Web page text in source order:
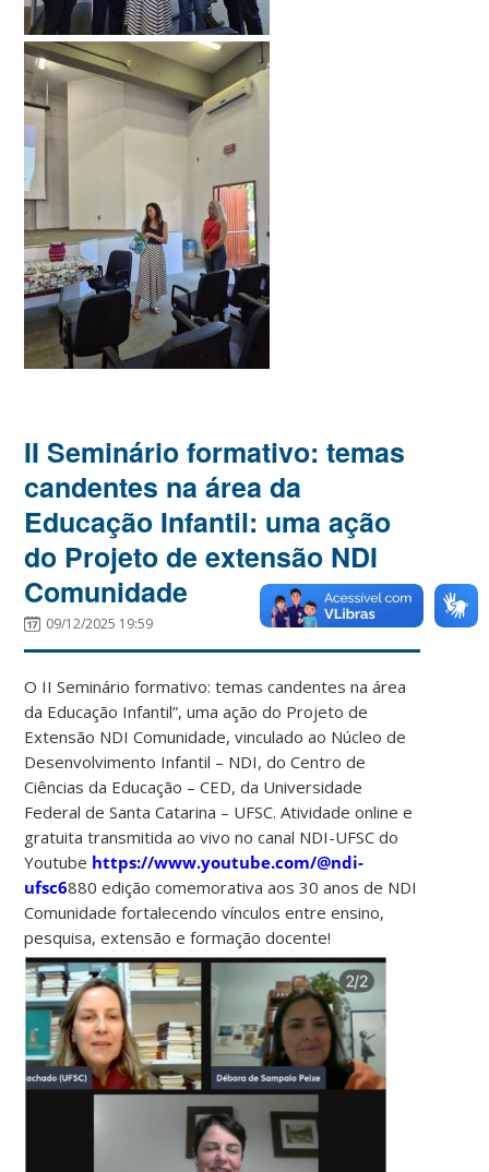
II Seminário formativo: temas
candentes na área da
Educação Infantil: uma ação
do Projeto de extensão NDI
Comunidade
09/12/2025 19:59
O II Seminário formativo: temas candentes na área
da Educação Infantil”, uma ação do Projeto de
Extensão NDI Comunidade, vinculado ao Núcleo de
Desenvolvimento Infantil – NDI, do Centro de
Ciências da Educação – CED, da Universidade
Federal de Santa Catarina – UFSC. Atividade online e
gratuita transmitida ao vivo no canal NDI-UFSC do
Youtube https://www.youtube.com/@ndi-
ufsc6880 edição comemorativa aos 30 anos de NDI
Comunidade fortalecendo vínculos entre ensino,
pesquisa, extensão e formação docente!